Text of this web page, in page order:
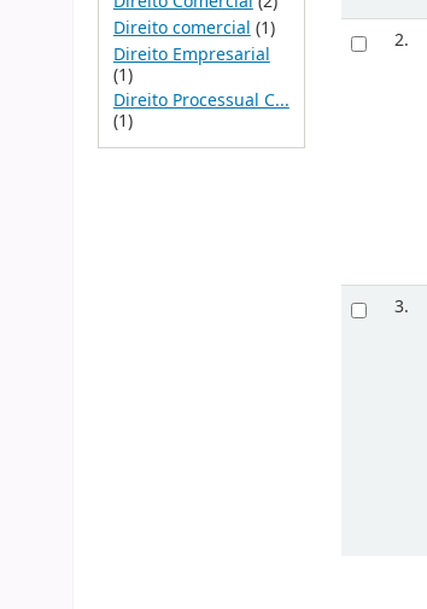
Direito comercial (1)
Direito Empresarial
(1)
Direito Processual C...
(1)
2.
3.